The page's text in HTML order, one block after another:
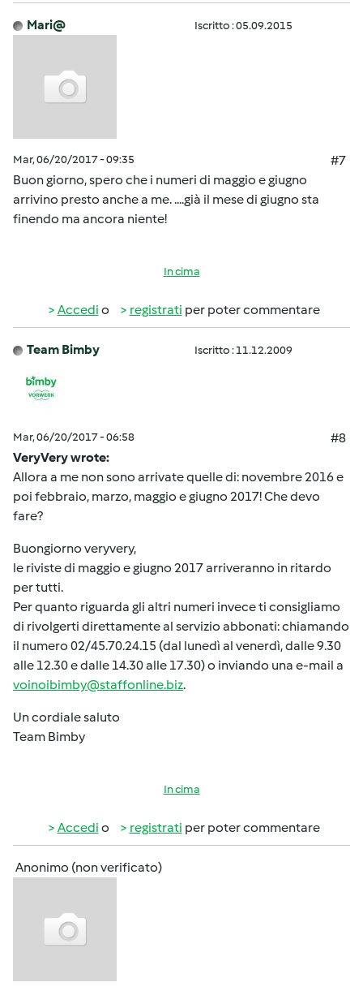
Mari@ Iscritto : 05.09.2015
Mar, 06/20/2017 - 09:35
#7
Buon giorno, spero che i numeri di maggio e giugno
arrivino presto anche a me. ....già il mese di giugno sta
finendo ma ancora niente!
In cima
Accedi o registrati per poter commentare
Team Bimby Iscritto : 11.12.2009
Mar, 06/20/2017 - 06:58
#8
VeryVery wrote:
Allora a me non sono arrivate quelle di: novembre 2016 e
poi febbraio, marzo, maggio e giugno 2017! Che devo
fare?
Buongiorno veryvery,
le riviste di maggio e giugno 2017 arriveranno in ritardo
per tutti.
Per quanto riguarda gli altri numeri invece ti consigliamo
di rivolgerti direttamente al servizio abbonati: chiamando
il numero 02/45.70.24.15 (dal lunedì al venerdì, dalle 9.30
alle 12.30 e dalle 14.30 alle 17.30) o inviando una e-mail a
voinoibimby@staffonline.biz.
Un cordiale saluto
Team Bimby
In cima
Accedi o registrati per poter commentare
Anonimo (non verificato)